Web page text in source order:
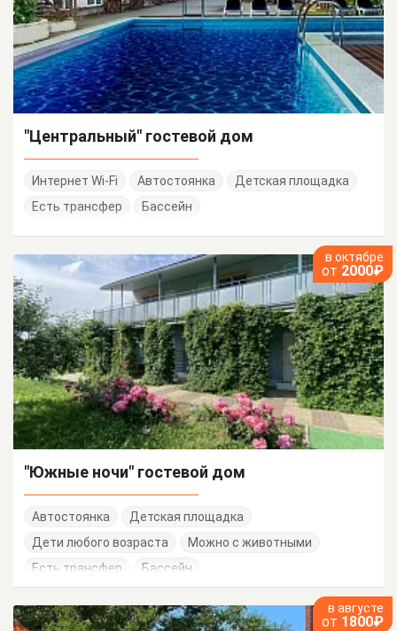
"Центральный" гостевой дом
Интернет Wi-Fi Автостоянка
Детская площадка
Есть трансфер
Бассейн
в октябре
от 2000₽
"Южные ночи" гостевой дом
Автостоянка
Детская площадка
Дети любого возраста
Можно с животными
Есть трансфер
Бассейн
в августе
от 1800₽